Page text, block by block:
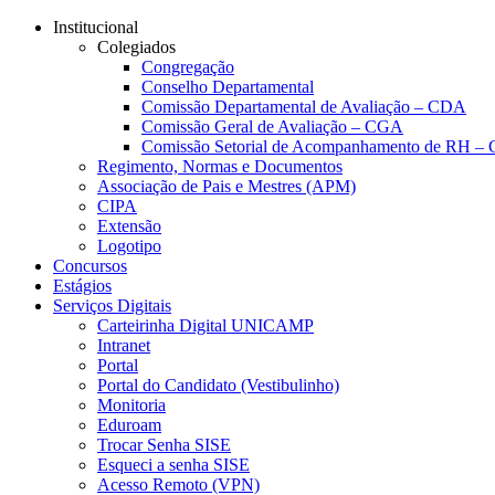
Conteúdo principal
Institucional
Colegiados
Congregação
Conselho Departamental
Comissão Departamental de Avaliação – CDA
Comissão Geral de Avaliação – CGA
Comissão Setorial de Acompanhamento de RH –
Regimento, Normas e Documentos
Associação de Pais e Mestres (APM)
CIPA
Extensão
Logotipo
Concursos
Estágios
Serviços Digitais
Carteirinha Digital UNICAMP
Intranet
Portal
Portal do Candidato (Vestibulinho)
Monitoria
Eduroam
Trocar Senha SISE
Esqueci a senha SISE
Acesso Remoto (VPN)